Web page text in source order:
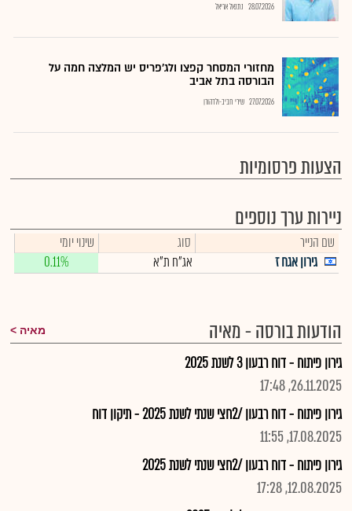
28.07.2026 נתנאל אריאל
מחזורי המסחר קפצו ולג'פריס יש המלצה חמה על
הבורסה בתל אביב
27.07.2026 שירי חביב-ולדהורן
הצעות פרסומיות
ניירות ערך נוספים
שם הנייר סוג
שינוי יומי
גירון אגח ז
אג"ח ת"א 0.11%
הודעות בורסה - מאיה מאיה
גירון פיתוח - דוח רבעון 3 לשנת 2025
26.11.2025, 17:48
גירון פיתוח - דוח רבעון /2חצי שנתי לשנת 2025 - תיקון דוח
17.08.2025, 11:55
גירון פיתוח - דוח רבעון /2חצי שנתי לשנת 2025
12.08.2025, 17:28